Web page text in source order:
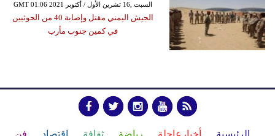
GMT 01:06 2021 السبت ,16 تشرين الأول / أكتوبر
الجيش اليمني مقتل وإصابة 40 من الحوثيين
في كمين جنوب مأرب